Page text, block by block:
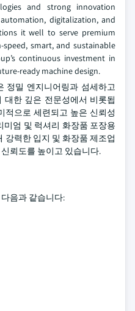
and strong innovation
digitalization, and
it well to serve premium
smart, and sustainable
continuous investment in
ready machine design.
정밀 엔지니어링과 섬세하고
한 깊은 전문성에서 비롯됩
적으로 세련되고 높은 신뢰성
미엄 및 럭셔리 화장품 포장용
강력한 입지 및 화장품 제조업
뢰도를 높이고 있습니다.
음과 같습니다: